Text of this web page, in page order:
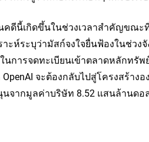
คดีนี้เกิดขึ้นในช่วงเวลาสำคัญขณะ
าะห์ระบุว่ามัสก์จงใจยื่นฟ้องในช่ว
นการจดทะเบียนเข้าตลาดหลักทรั
จะต้องกลับไปสู่โครงสร้า
จากมูลค่าบริษัท 8.52 แสนล้านดอ